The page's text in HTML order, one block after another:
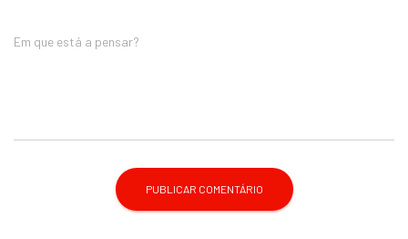
Em que está a pensar?